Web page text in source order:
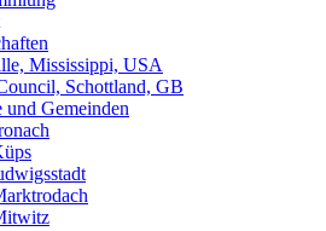
Mississippi, USA
Schottland, GB
und Gemeinden